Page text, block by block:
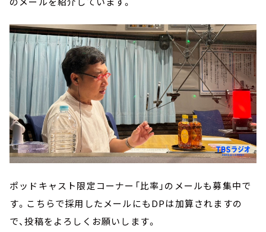
ポッドキャスト限定コーナー「比率」のメールも募集中で
す。こちらで採用したメールにもDPは加算されますの
で、投稿をよろしくお願いします。